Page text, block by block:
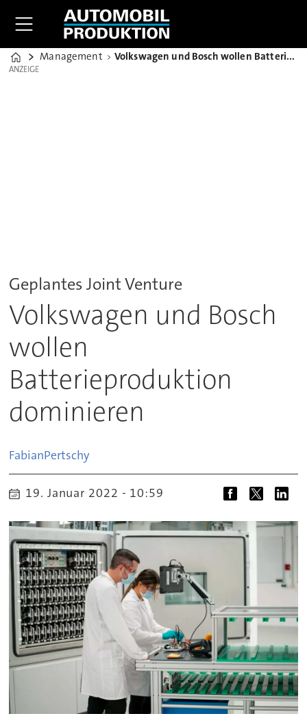
Home
Management Volkswagen und Bosch wollen Batterieproduktion dominieren
ANZEIGE
ANZEIGE
Geplantes Joint Venture
Volkswagen und Bosch
wollen
Batterieproduktion
dominieren
FabianPertschy
19. Januar 2022 - 10:59